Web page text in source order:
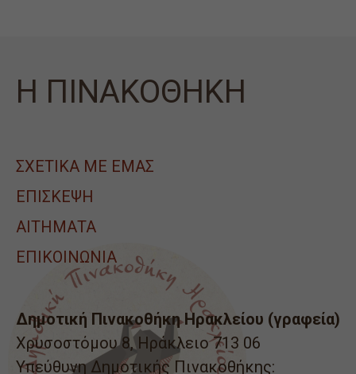
Η ΠΙΝΑΚΟΘΗΚΗ
ΣΧΕΤΙΚΑ ΜΕ ΕΜΑΣ
ΕΠΙΣΚΕΨΗ
ΑΙΤΉΜΑΤΑ
ΕΠΙΚΟΙΝΩΝΙΑ
Δημοτική Πινακοθήκη Ηρακλείου (γραφεία)
Χρυσοστόμου 8, Ηράκλειο 713 06
Υπεύθυνη Δημοτικής Πινακοθήκης: